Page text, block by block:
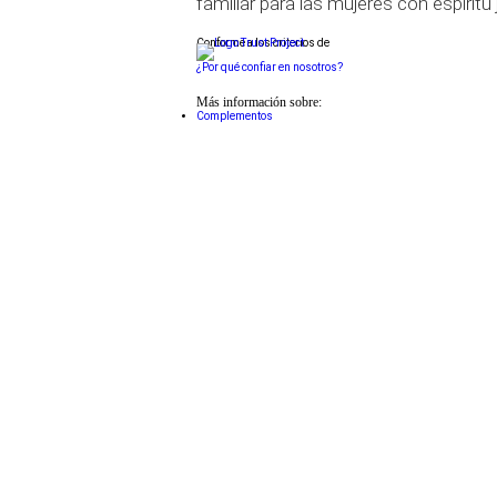
Conforme a los criterios de
¿Por qué confiar en nosotros?
Más información sobre:
Complementos